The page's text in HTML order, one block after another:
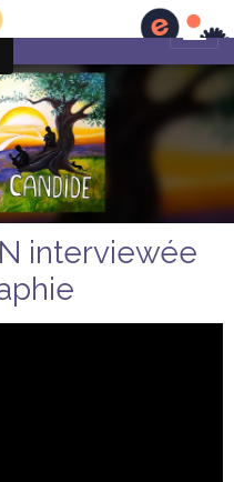
interviewée